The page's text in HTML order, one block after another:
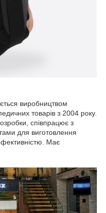
виробництвом
товарів з 2004 року.
співпрацює з
для виготовлення
Має